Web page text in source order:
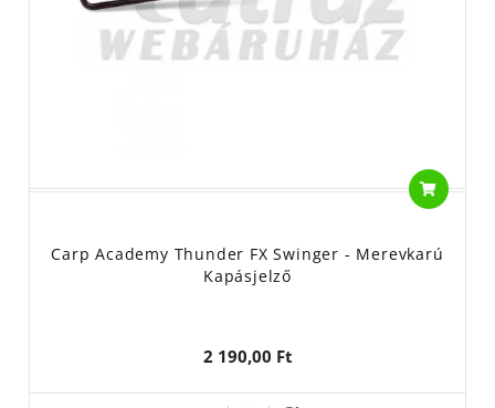
Carp Academy Thunder FX Swinger - Merevkarú
Kapásjelző
2 190,00 Ft